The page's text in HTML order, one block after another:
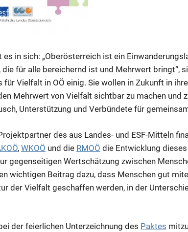
es in sich: „Oberösterreich ist ein
für alle bereichernd ist und Mehrwert bringt“,
Vielfalt in OÖ einig. Sie wollen in Zukunft in
Mehrwert von Vielfalt sichtbar zu machen und
Unterstützung und Verbündete für
des aus Landes- und ESF-Mitteln
, WKOÖ und die RMOÖ die Entwicklung
gegenseitigen Wertschätzung zwischen
wichtigen Beitrag dazu, dass Menschen gut
der Vielfalt geschaffen werden, in der
der feierlichen Unterzeichnung des Paktes